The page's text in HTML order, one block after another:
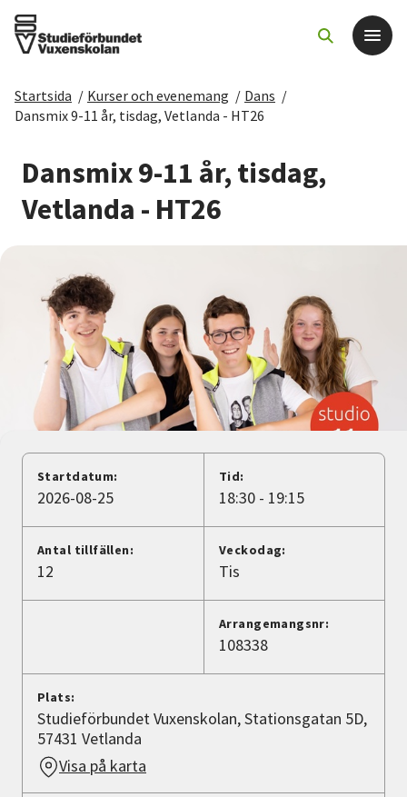
Det här gör vi
För dig som
Sök kurser och evenemang
Om SV
Starta studiecirkel
Cirkelledare
Nyheter
Avdelningar
Lyssna
Startsida / Kurser och evenemang / Dans /
Dansmix 9-11 år, tisdag, Vetlanda - HT26
Dansmix 9-11 år, tisdag,
Vetlanda - HT26
Startdatum:
2026-08-25
Tid:
18:30 - 19:15
Antal tillfällen:
12
Veckodag:
Tis
Arrangemangsnr:
108338
Plats:
Studieförbundet Vuxenskolan, Stationsgatan 5D,
57431 Vetlanda
Visa på karta